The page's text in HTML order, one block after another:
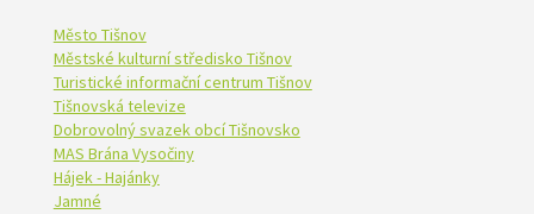
Město Tišnov
Městské kulturní středisko Tišnov
Turistické informační centrum Tišnov
Tišnovská televize
Dobrovolný svazek obcí Tišnovsko
MAS Brána Vysočiny
Hájek - Hajánky
Jamné